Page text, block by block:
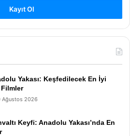
Kayıt Ol
Yakası: Keşfedilecek En İyi
Ağustos 2026
Keyfi: Anadolu Yakası’nda En